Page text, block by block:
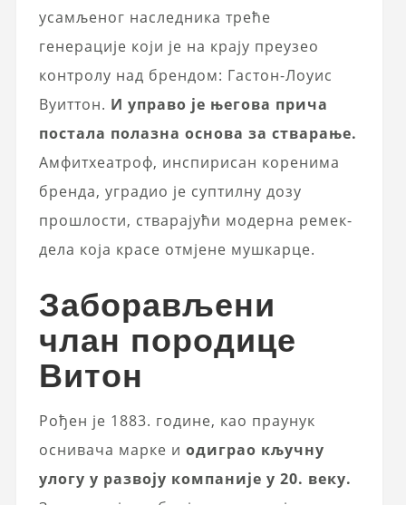
усамљеног наследника треће
генерације који је на крају преузео
контролу над брендом: Гастон-Лоуис
Вуиттон. И управо је његова прича
постала полазна основа за стварање.
Амфитхеатроф, инспирисан коренима
бренда, уградио је суптилну дозу
прошлости, стварајући модерна ремек-
дела која красе отмјене мушкарце.
Заборављени
члан породице
Витон
Рођен је 1883. године, као праунук
оснивача марке и одиграо кључну
улогу у развоју компаније у 20. веку.